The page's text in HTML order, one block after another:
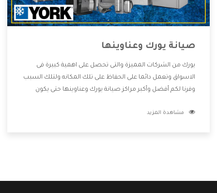
صيانة يورك وعناوينها
يورك من الشركات المميزة والتى تحصل على اهمية كبيرة فى
الاسواق وتعمل دائما على الحفاظ على تلك المكانه ولتلك السبب
وفرنا لكم أفضل وأكبر مراكز صيانة يورك وعناوينها حتى يكون
دون اى ازعاج كما أننا نهتم بكل ما يحتاجه المستهلك لكى نحافظ
مشاهدة المزيد